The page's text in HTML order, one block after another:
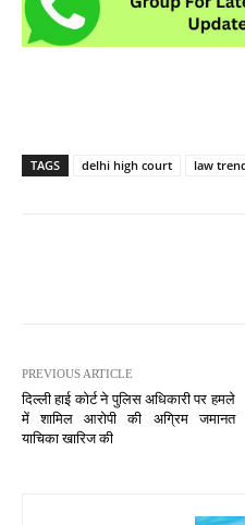
TAGS delhi high court law
PREVIOUS ARTICLE
दिल्ली हाई कोर्ट ने पुलिस अधिकारी पर हमले
में शामिल आरोपी की अग्रिम जमानत
याचिका खारिज की